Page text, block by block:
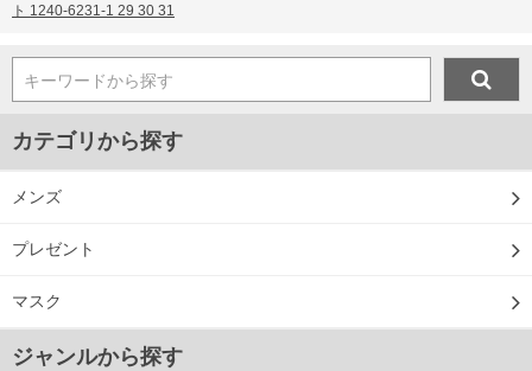
ト 1240-6231-1 29 30 31
キーワードから探す
カテゴリから探す
メンズ
プレゼント
マスク
ジャンルから探す